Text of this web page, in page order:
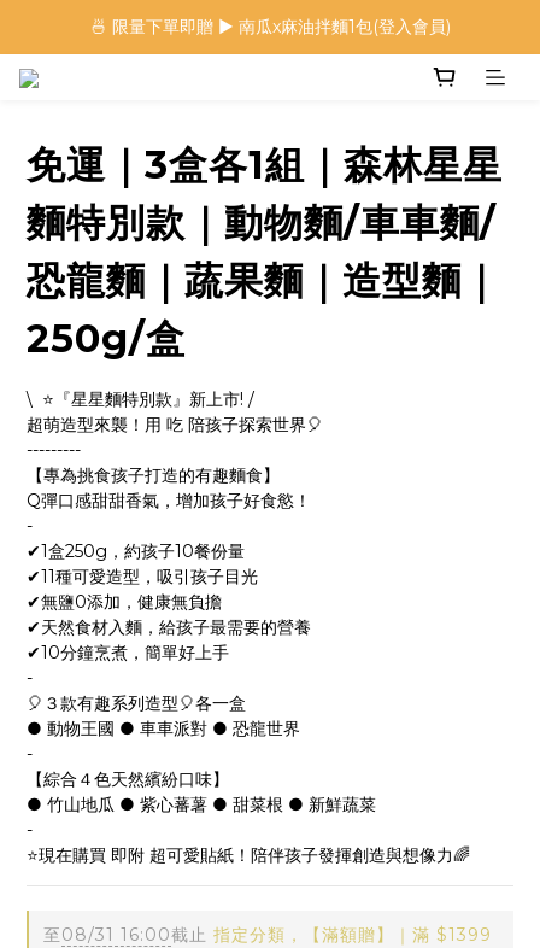
🍜 限量下單即贈 ▶︎ 南瓜x麻油拌麵1包(登入會員)
🦖 夏日限定｜火龍果恐龍麵 ▶︎
🍜 限量下單即贈 ▶︎ 南瓜x麻油拌麵1包(登入會員)
免運｜3盒各1組｜森林星星
麵特別款｜動物麵/車車麵/
恐龍麵｜蔬果麵｜造型麵｜
250g/盒
\  ⭐️『星星麵特別款』新上市! /
超萌造型來襲！用 吃 陪孩子探索世界🎈
---------
【專為挑食孩子打造的有趣麵食】
Q彈口感甜甜香氣，增加孩子好食慾！
-
✔1盒250g，約孩子10餐份量
✔11種可愛造型，吸引孩子目光
✔無鹽0添加，健康無負擔
✔天然食材入麵，給孩子最需要的營養
✔10分鐘烹煮，簡單好上手
-
🎈３款有趣系列造型🎈各一盒
● 動物王國 ● 車車派對 ● 恐龍世界
-
【綜合４色天然繽紛口味】
● 竹山地瓜 ● 紫心蕃薯 ● 甜菜根 ● 新鮮蔬菜
-
⭐️現在購買 即附 超可愛貼紙！陪伴孩子發揮創造與想像力🌈
至08/31 16:00截止 指定分類，【滿額贈】｜滿 $1399